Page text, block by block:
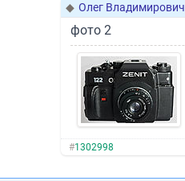
◆ Олег Владимирович
фото 2
#1302998